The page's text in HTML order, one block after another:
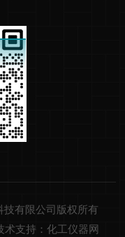
技有限公司版权所有
术支持：化工仪器网